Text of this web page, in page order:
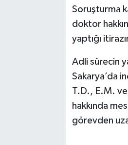
Soruşturma
doktor
yaptığı
Adli sürecin
Sakarya’da
T.D., E.M.
hakkında
görevden